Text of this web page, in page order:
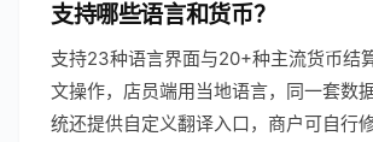
支持哪些语言和货币？
支持23种语言界面与20+种主流货币结
文操作，店员端用当地语言，同一套数
统还提供自定义翻译入口，商户可自行